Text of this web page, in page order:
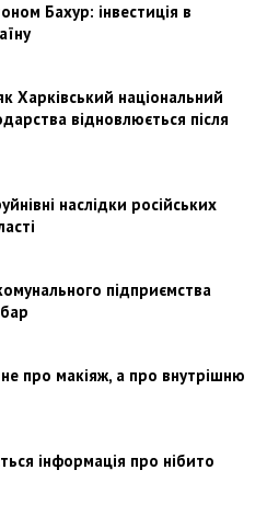
Бахур: інвестиція в
Харківський національний
відновлюється після
наслідки російських
підприємства
про макіяж, а про внутрішню
інформація про нібито